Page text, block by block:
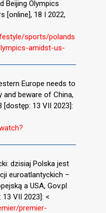
Beijing Olympics
[online], 18 I 2022,
sports/polands
amidst-us-
Europe needs to
beware of China,
[dostęp: 13 VII 2023]:
dzisiaj Polska jest
euroatlantyckich –
a USA, Gov.pl
VII 2023]: <
premier-